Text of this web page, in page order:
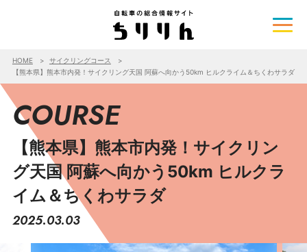
HOME
サイクリングコース
【熊本県】熊本市内発！サイクリング天国 阿蘇へ向かう50km ヒルクライム＆ちくわサラダ
COURSE
【熊本県】熊本市内発！サイクリン
グ天国 阿蘇へ向かう50km ヒルクラ
イム＆ちくわサラダ
2025.03.03